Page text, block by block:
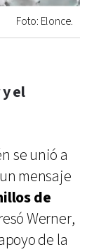
Foto: Elonce.
el
se unió a
mensaje
de
Werner,
de la